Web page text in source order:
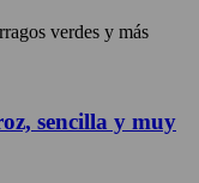
verdes y más
sencilla y muy